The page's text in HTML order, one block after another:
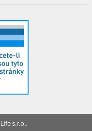
s.r.o..